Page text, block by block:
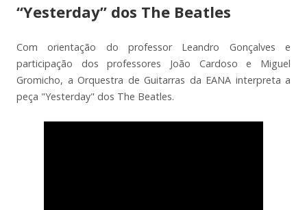
“Yesterday” dos The Beatles
Com orientação do professor Leandro Gonçalves e
participação dos professores João Cardoso e Miguel
Gromicho, a Orquestra de Guitarras da EANA interpreta a
peça "Yesterday" dos The Beatles.